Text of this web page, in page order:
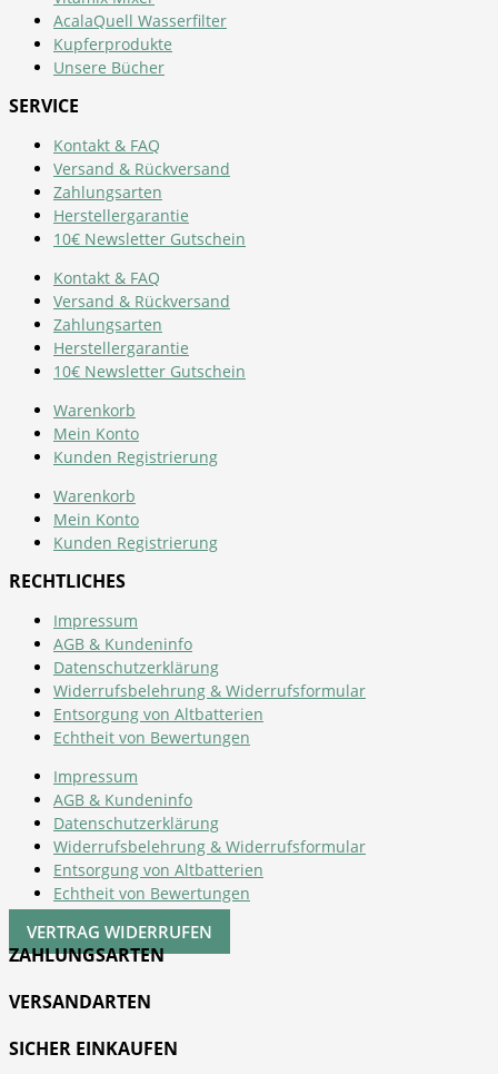
AcalaQuell Wasserfilter
Kupferprodukte
Unsere Bücher
SERVICE
Kontakt & FAQ
Versand & Rückversand
Zahlungsarten
Herstellergarantie
10€ Newsletter Gutschein
Kontakt & FAQ
Versand & Rückversand
Zahlungsarten
Herstellergarantie
10€ Newsletter Gutschein
Warenkorb
Mein Konto
Kunden Registrierung
Warenkorb
Mein Konto
Kunden Registrierung
RECHTLICHES
Impressum
AGB & Kundeninfo
Datenschutzerklärung
Widerrufsbelehrung & Widerrufsformular
Entsorgung von Altbatterien
Echtheit von Bewertungen
Impressum
AGB & Kundeninfo
Datenschutzerklärung
Widerrufsbelehrung & Widerrufsformular
Entsorgung von Altbatterien
Echtheit von Bewertungen
VERTRAG WIDERRUFEN
ZAHLUNGSARTEN
VERSANDARTEN
SICHER EINKAUFEN